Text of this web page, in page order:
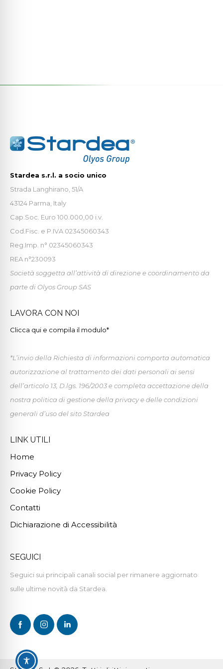
Stardea s.r.l. a socio unico
Strada Langhirano, 51/A
43124 Parma, Italy
Cap.Soc. Euro 100.000,00 i.v.
Cod.Fisc. e P.IVA 02345060343
Reg.Imp. n° 02345060343
REA n°230093
Società soggetta all’attività di direzione e coordinamento da
parte di Olyos Group SAS
LAVORA CON NOI
Clicca qui e compila il modulo*
*L’invio della Richiesta di informazioni comporta automatica
autorizzazione al trattamento dei dati personali ai sensi
dell’articolo 13, D.lgs. 196/2003 e completa accettazione della
nostra politica di gestione della privacy e delle condizioni
generali d’uso del sito Stardea
LINK UTILI
Home
Privacy Policy
Cookie Policy
Contatti
Dichiarazione di Accessibilità
SEGUICI
Seguici sui principali canali social per rimanere aggiornato
sulle ultime novità da Stardea.